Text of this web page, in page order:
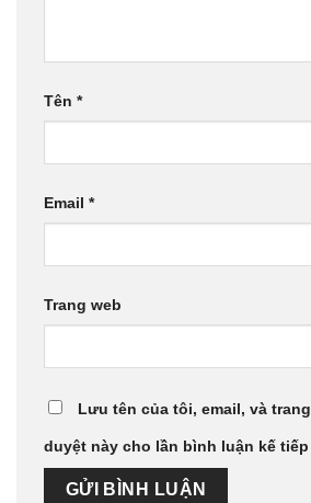
Tên *
Email *
Trang web
Lưu tên của tôi, email, và
duyệt này cho lần bình luận kế